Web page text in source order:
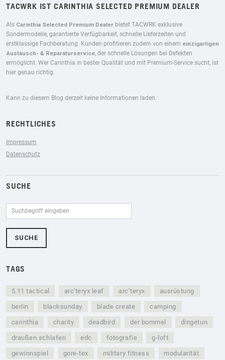
TACWRK IST CARINTHIA SELECTED PREMIUM DEALER
Als Carinthia Selected Premium Dealer bietet TACWRK exklusive
Sondermodelle, garantierte Verfügbarkeit, schnelle Lieferzeiten und
erstklassige Fachberatung. Kunden profitieren zudem von einem einzigartigen
Austausch- & Reparaturservice , der schnelle Lösungen bei Defekten
ermöglicht. Wer Carinthia in bester Qualität und mit Premium-Service sucht, ist
hier genau richtig.
Kann zu diesem Blog derzeit keine Informationen laden.
RECHTLICHES
Impressum
Datenschutz
SUCHE
TAGS
5.11 tactical arc'teryx leaf arc’teryx ausrüstung
berlin blacksunday blade create camping
carinthia charity deadbird der bommel dingetun
draußen schlafen edc fotografie g-loft
gewinnspiel gore-tex military fitness modularität